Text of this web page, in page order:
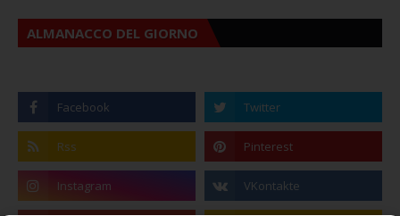
ALMANACCO DEL GIORNO